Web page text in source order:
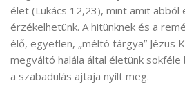
élet (Lukács 12,23), mint amit abból
érzékelhetünk. A hitünknek és a
élő, egyetlen, „méltó tárgya” Jézus
megváltó halála által életünk
a szabadulás ajtaja nyílt meg.